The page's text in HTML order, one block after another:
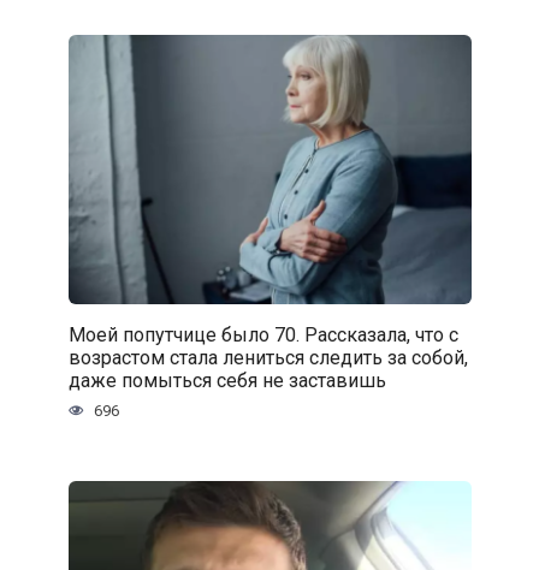
Моей попутчице было 70. Рассказала, что с
возрастом стала лениться следить за собой,
даже помыться себя не заставишь
696